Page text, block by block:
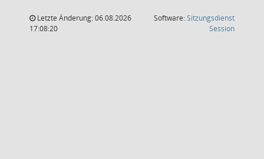
Letzte Änderung: 06.08.2026
17:08:20
Software:Sitzungsdienst
Session(Wird in